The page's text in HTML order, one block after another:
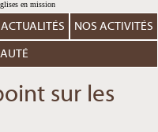
ACTUALITÉS NOS ACTIVITÉS
sur les